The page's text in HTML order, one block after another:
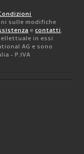
sulle modifiche
e contatti.
in essi
AG e sono
- P.IVA